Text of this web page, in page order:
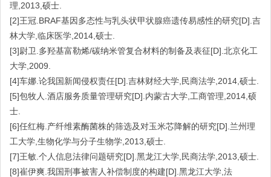
理,2013,硕士.
[2]王冠.BRAF基因多态性与乳头状甲状腺癌遗传易感性的研究[D].吉
林大学,临床医学,2014,硕士.
[3]尉卫.多羟基富勒烯/碳纳米管复合材料的制备及表征[D].北京化工
大学,2009.
[4]车娜.论我国新闻侵权责任[D].吉林财经大学,民商法学,2014,硕士.
[5]包牧人.酒店服务质量管理研究[D].内蒙古大学,工商管理,2014,硕
士.
[6]任红梅.产纤维素酶菌株的筛选及对玉米芯降解的研究[D].兰州理
工大学,生物化学与分子生物学,2013,硕士.
[7]王敏.个人信息法律问题研究[D].黑龙江大学,民商法学,2013,硕士.
[8]崔伊爽.我国刑事被害人补偿制度的构建[D].黑龙江大学,法